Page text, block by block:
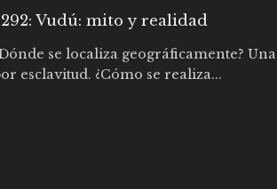
292: Vudú: mito y realidad
se localiza geográficamente? Una
esclavitud. ¿Cómo se realiza...